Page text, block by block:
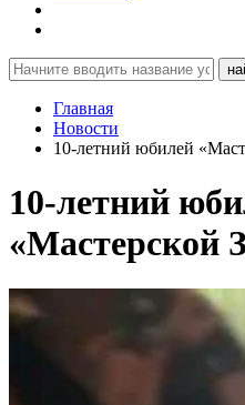
Главная
Новости
10-летний юбилей
10-летний
«Мастерской